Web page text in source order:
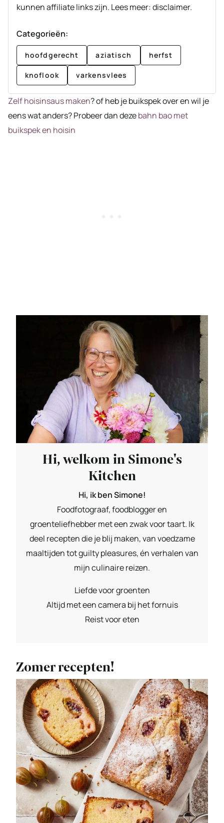
kunnen affiliate links zijn. Lees meer: disclaimer.
Categorieën:
hoofdgerecht aziatisch herfst
knoflook varkensvlees
Zelf hoisinsaus maken? of heb je buikspek over en wil je
eens wat anders? Probeer dan dezebahn bao met
buikspek en hoisin
Hi, welkom in Simone's
Kitchen
Hi, ik ben Simone!
Foodfotograaf, foodblogger en
groenteliefhebber met een zwak voor taart. Ik
deel recepten die je blij maken, van voedzame
maaltijden tot guilty pleasures, én verhalen van
mijn culinaire reizen.
Liefde voor groenten
Altijd met een camera bij het fornuis
Reist voor eten
Zomer recepten!